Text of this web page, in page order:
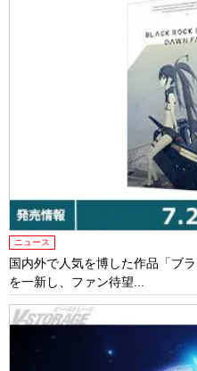
ニュース
国内外で人気を博した作品「ブ
を一新し、ファン待望...